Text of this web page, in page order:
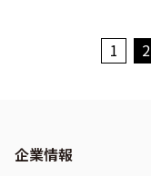
1 2
企業情報